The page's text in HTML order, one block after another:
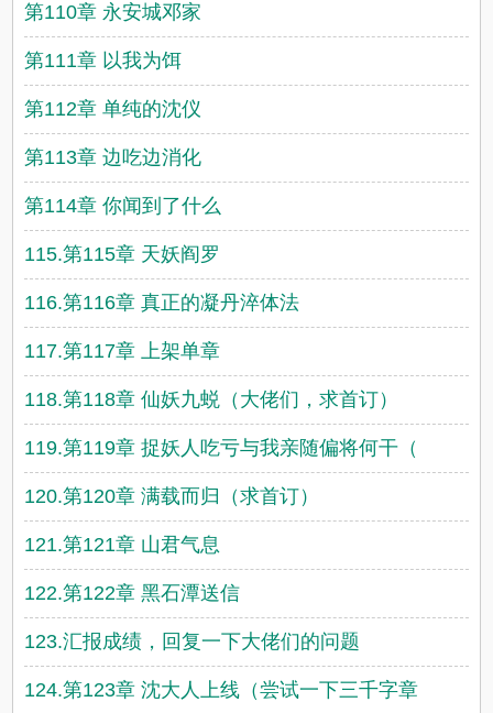
第110章 永安城邓家
第111章 以我为饵
第112章 单纯的沈仪
第113章 边吃边消化
第114章 你闻到了什么
115.第115章 天妖阎罗
116.第116章 真正的凝丹淬体法
117.第117章 上架单章
118.第118章 仙妖九蜕（大佬们，求首订）
119.第119章 捉妖人吃亏与我亲随偏将何干（
120.第120章 满载而归（求首订）
121.第121章 山君气息
122.第122章 黑石潭送信
123.汇报成绩，回复一下大佬们的问题
124.第123章 沈大人上线（尝试一下三千字章